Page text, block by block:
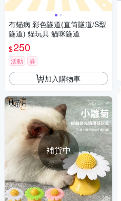
有貓病 彩色隧道(直筒隧道/S型
隧道) 貓玩具 貓咪隧道
$250
活動 券
加入購物車
補貨中